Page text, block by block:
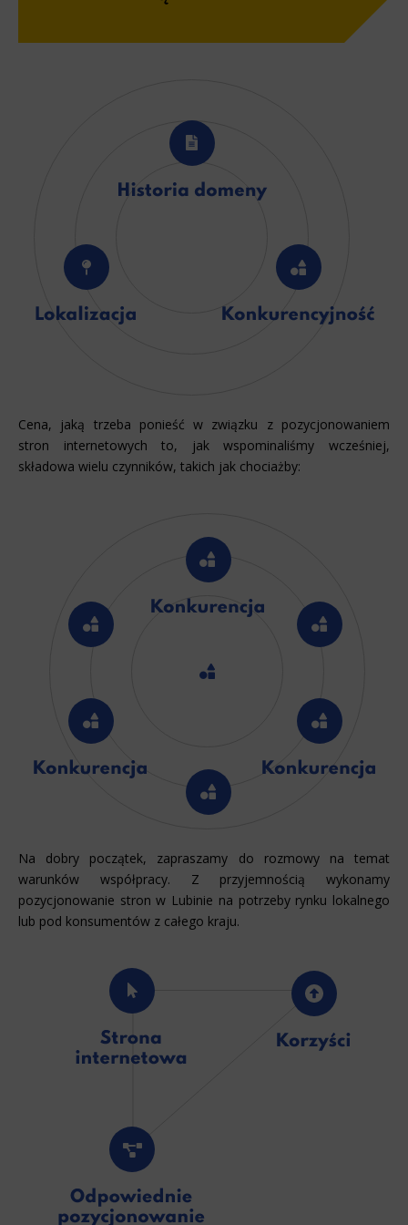
Cena, jaką trzeba ponieść w związku z pozycjonowaniem
stron internetowych to, jak wspominaliśmy wcześniej,
składowa wielu czynników, takich jak chociażby:
Na dobry początek, zapraszamy do rozmowy na temat
warunków współpracy. Z przyjemnością wykonamy
pozycjonowanie stron w Lubinie na potrzeby rynku lokalnego
lub pod konsumentów z całego kraju.